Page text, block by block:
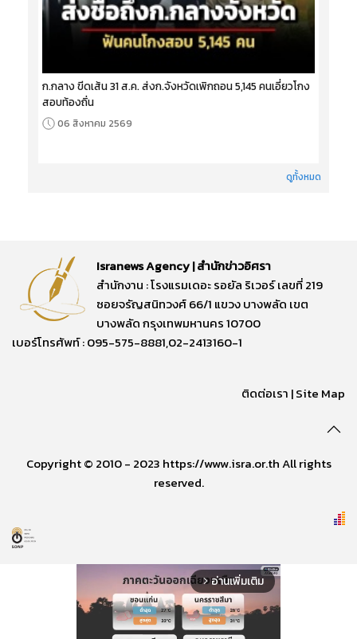
ก.กลาง ขีดเส้น 31 ส.ค. ส่งก.จังหวัดเพิกถอน 5,145 คนเอี่ยวโกง
สอบท้องถิ่น
06 สิงหาคม 2569
ดูทั้งหมด
Isranews Agency | สำนักข่าวอิศรา
สำนักงาน : โรงแรมเดอะ รอยัล ริเวอร์ เลขที่ 219
ซอยจรัญสนิทวงศ์ 66/1 แขวง บางพลัด เขต
บางพลัด กรุงเทพมหานคร 10700
เบอร์โทรศัพท์ : 095-575-8881,02-2413160-1
ติดต่อเรา |Site Map
Copyright © 2010 - 2023 https://www.isra.or.th All rights
reserved.
arrow_forward_ios อ่านเพิ่มเติม